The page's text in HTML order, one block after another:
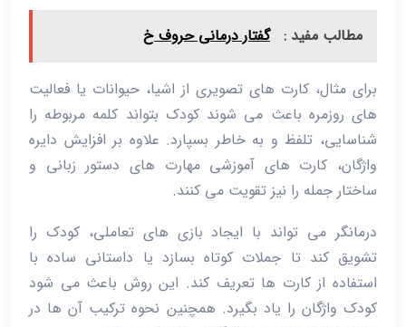
مطالب مفید : گفتار درمانی حروف خ
برای مثال، کارت‌ های تصویری از اشیا، حیوانات یا فعالیت‌
های روزمره باعث می‌ شوند کودک بتواند کلمه مربوطه را
شناسایی، تلفظ و به خاطر بسپارد. علاوه بر افزایش دایره
واژگان، کارت ‌های آموزشی مهارت‌ های دستور زبانی و
ساختار جمله را نیز تقویت می‌ کنند.
درمانگر می ‌تواند با ایجاد بازی ‌های تعاملی، کودک را
تشویق کند تا جملات کوتاه بسازد یا داستانی ساده با
استفاده از کارت‌ ها تعریف کند. این روش باعث می ‌شود
کودک واژگان را یاد بگیرد. همچنین نحوه ترکیب آن ‌ها در